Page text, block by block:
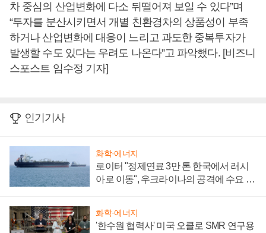
차 중심의 산업변화에 다소 뒤떨어져 보일 수 있다”며
“투자를 분산시키면서 개별 친환경차의 상품성이 부족
하거나 산업변화에 대응이 느리고 과도한 중복투자가
발생할 수도 있다는 우려도 나온다”고 파악했다. [비즈니
스포스트 임수정 기자]
인기기사
화학·에너지
로이터 "정제연료 3만 톤 한국에서 러시
아로 이동", 우크라이나의 공격에 수요 늘
화학·에너지
'한수원 협력사' 미국 오클로 SMR 연구용